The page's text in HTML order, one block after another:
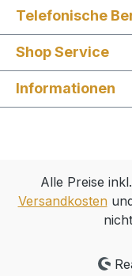
Telefonische
Shop Service
Informationen
Alle Preise
Versandkosten